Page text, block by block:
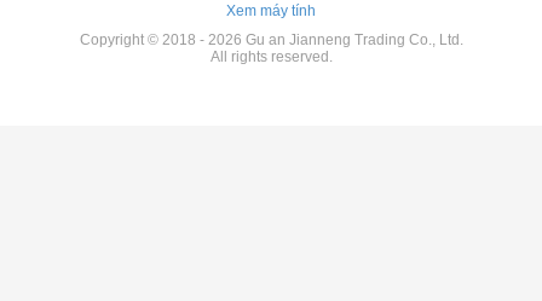
Xem máy tính
Copyright © 2018 - 2026 Gu an Jianneng Trading Co., Ltd.
All rights reserved.